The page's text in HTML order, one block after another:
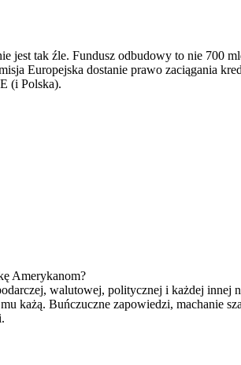
tak źle. Fundusz odbudowy to nie 700
Europejska dostanie prawo zaciągania
(i Polska).
Amerykanom?
walutowej, politycznej i każdej innej
każą. Buńczuczne zapowiedzi, machanie